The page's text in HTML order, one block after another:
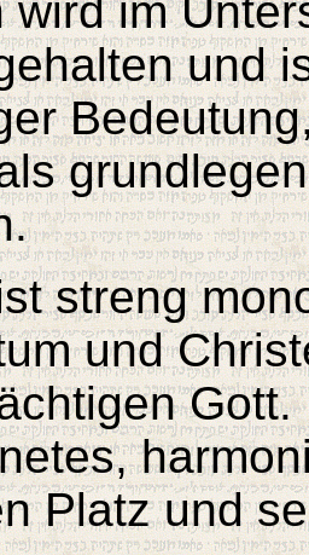
wird im
und
streng
und
Platz und